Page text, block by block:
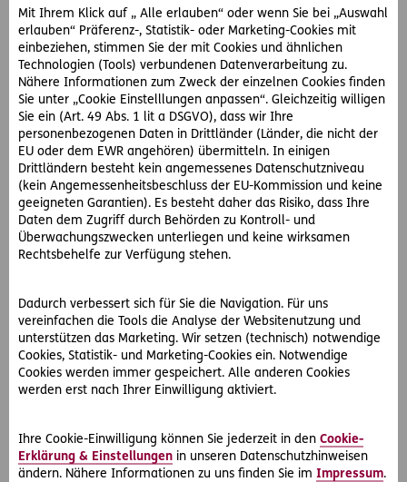
Mit Ihrem Klick auf „ Alle erlauben“ oder wenn Sie bei „Auswahl
erlauben“ Präferenz-, Statistik- oder Marketing-Cookies mit
einbeziehen, stimmen Sie der mit Cookies und ähnlichen
Technologien (Tools) verbundenen Datenverarbeitung zu.
Nähere Informationen zum Zweck der einzelnen Cookies finden
Sie unter „Cookie Einstelllungen anpassen“. Gleichzeitig willigen
Sie ein (Art. 49 Abs. 1 lit a DSGVO), dass wir Ihre
personenbezogenen Daten in Drittländer (Länder, die nicht der
EU oder dem EWR angehören) übermitteln. In einigen
Drittländern besteht kein angemessenes Datenschutzniveau
(kein Angemessenheitsbeschluss der EU-Kommission und keine
geeigneten Garantien). Es besteht daher das Risiko, dass Ihre
Daten dem Zugriff durch Behörden zu Kontroll- und
Überwachungszwecken unterliegen und keine wirksamen
Rechtsbehelfe zur Verfügung stehen.
Dadurch verbessert sich für Sie die Navigation. Für uns
vereinfachen die Tools die Analyse der Websitenutzung und
unterstützen das Marketing. Wir setzen (technisch) notwendige
Cookies, Statistik- und Marketing-Cookies ein. Notwendige
Cookies werden immer gespeichert. Alle anderen Cookies
werden erst nach Ihrer Einwilligung aktiviert.
Ihre Cookie-Einwilligung können Sie jederzeit in den Cookie-
Erklärung & Einstellungen in unseren Datenschutzhinweisen
ändern. Nähere Informationen zu uns finden Sie im Impressum.
Frau D. sieht nicht ein, warum sie im Winter frieren sollte
und fragt bei den D.A.S. eigenen Juristen um Rat. Diese
nutzen die D.A.S. Direkthilfe® als außergerichtliche Lösung.
Sie kontaktieren die Vermieterin und fordern diese dazu
auf, den Mangel sofort zu beseitigen. Andernfalls würde ein
D.A.S. Partneranwalt eingeschaltet werden.
Und siehe da: Schon eine Woche später kommt ein Tischler
und erhöht die Türstaffel.
WohnWelt für Rechtsprobleme rund um den
Hauptwohnsitz
Frau D. hat zusätzlich zu ihremD.A.S. Start-Rechtsschutz
Privatauch ihre ArbeitsWelt, FamilienWelt, VerkehrsWelt
und WohnWelt versichert. DieWohnWeltbietet
Rechtsschutz rund um Grundstückseigentum und Miete und
zusätzlich eine besondere Absicherung für Bauherren.
Karin D. rasch und unkompliziert aus der Welt geschafft. Für
die D.A.S. Kundin sind dabei keinerlei Kosten entstanden.